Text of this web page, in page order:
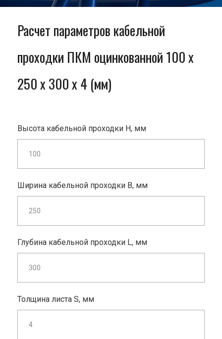
Расчет параметров кабельной
проходки ПКМ оцинкованной 100 x
250 x 300 x 4 (мм)
Высота кабельной проходки H, мм
Ширина кабельной проходки B, мм
Глубина кабельной проходки L, мм
Толщина листа S, мм